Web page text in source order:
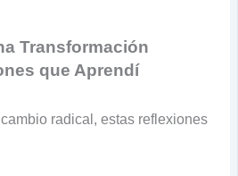
Transformación
que Aprendí
radical, estas reflexiones